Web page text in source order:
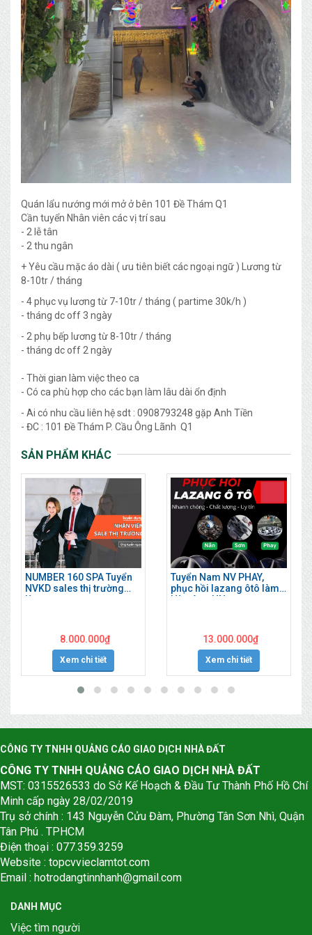
Quán lẩu nướng mới mở ở bên 101 Đề Thám Q1
Cần tuyển Nhân viên các vị trí sau
- 2 lễ tân
- 2 thu ngân
+ Yêu cầu mặc áo dài ( ưu tiên biết các ngoại ngữ ) Lương từ
8-10tr / tháng
- 4 phục vụ lương từ 7-10tr / tháng ( partime 30k/h )
- tháng dc off 3 ngày
- 2 phụ bếp lương từ 8-10tr / tháng
- tháng dc off 2 ngày
- Thời gian làm việc theo ca
- Có ca phù hợp cho các bạn làm lâu dài ổn định
- Ai có nhu cầu liên hệ sdt : 0908793248 gặp Anh Tiền
- ĐC : 101 Đề Thám P. Cầu Ông Lãnh Q1
SẢN PHẨM KHÁC
NUMBER 160 SPA Tuyển
NVKD sales thị trường
làm ngay
8.000.000₫
Xem chi tiết
Tuyển Nam NV PHAY,
phục hồi lazang ôtô làm
Hà Đông HN
13.000.000₫
Xem chi tiết
CÔNG TY TNHH QUẢNG CÁO GIAO DỊCH NHÀ ĐẤT
CÔNG TY TNHH QUẢNG CÁO GIAO DỊCH NHÀ ĐẤT
MST: 0315526533 do Sở Kế Hoạch & Đầu Tư Thành Phố Hồ Chí
Minh cấp ngày 28/02/2019
Trụ sở chính : 143 Nguyễn Cửu Đàm, Phường Tân Sơn Nhì, Quận
Tân Phú . TPHCM
Điện thoại : 077.359.3259
Website : topcvvieclamtot.com
Email : hotrodangtinnhanh@gmail.com
DANH MỤC
Việc tìm người